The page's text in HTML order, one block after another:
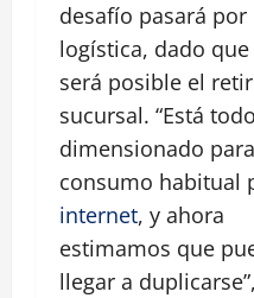
desafío pasará por
logística, dado
será posible el
sucursal. “Está todo
dimensionado
consumo habitual
internet, y ahora
estimamos que
llegar a duplicarse”,